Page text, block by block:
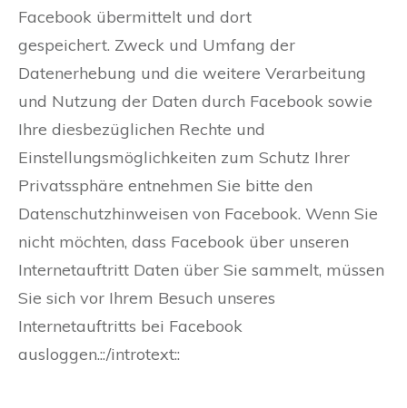
Facebook übermittelt und dort
gespeichert. Zweck und Umfang der
Datenerhebung und die weitere Verarbeitung
und Nutzung der Daten durch Facebook sowie
Ihre diesbezüglichen Rechte und
Einstellungsmöglichkeiten zum Schutz Ihrer
Privatssphäre entnehmen Sie bitte den
Datenschutzhinweisen von Facebook. Wenn Sie
nicht möchten, dass Facebook über unseren
Internetauftritt Daten über Sie sammelt, müssen
Sie sich vor Ihrem Besuch unseres
Internetauftritts bei Facebook
ausloggen.::/introtext::